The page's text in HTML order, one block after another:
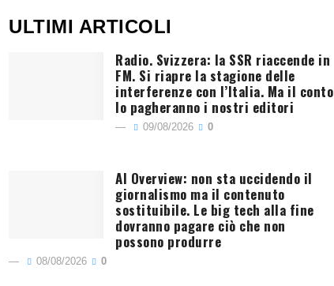
ULTIMI ARTICOLI
Radio. Svizzera: la SSR riaccende in
FM. Si riapre la stagione delle
interferenze con l’Italia. Ma il conto
lo pagheranno i nostri editori
09/08/2026 0
AI Overview: non sta uccidendo il
giornalismo ma il contenuto
sostituibile. Le big tech alla fine
dovranno pagare ciò che non
possono produrre
08/08/2026 0